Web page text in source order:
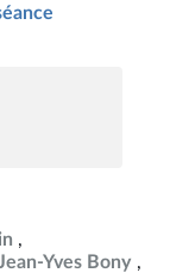
Yves Bony